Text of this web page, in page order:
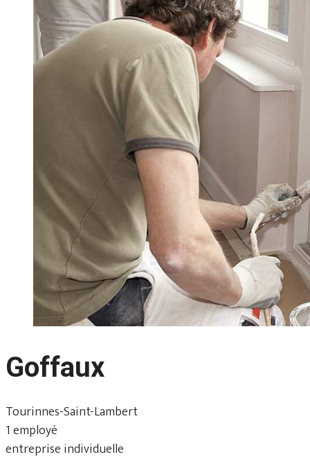
Goffaux
Tourinnes-Saint-Lambert
1 employé
entreprise individuelle